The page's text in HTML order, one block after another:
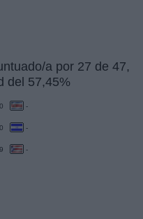
a por 27 de 47,
del 57,45%
-
-
-